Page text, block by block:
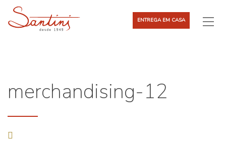
ENTREGA EM CASA
merchandising-12